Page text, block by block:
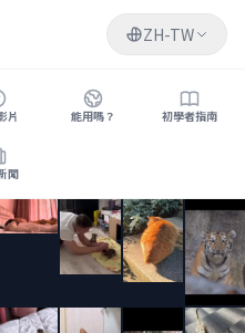
ZH-TW
片 能用嗎？ 初學者指南
聞